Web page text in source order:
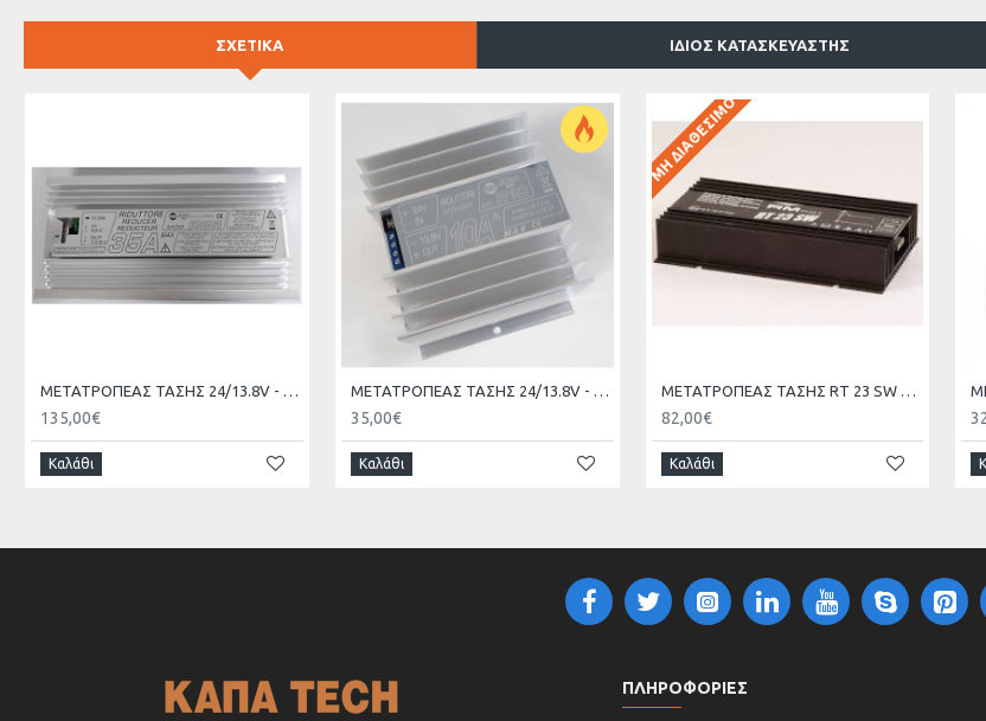
Πλήρης προστασία από βραχυκύκλωμα, υπερφόρτωση, υπερθέρμανση.
ΣΧΕΤΙΚΑ ΙΔΙΟΣ ΚΑΤΑΣΚΕΥΑΣΤΗΣ
ΜΕΤΑΤΡΟΠΕΑΣ ΤΑΣΗΣ 24/13.8V - 35A ZETAGI R35
135,00€
Καλάθι
ΜΕΤΑΤΡΟΠΕΑΣ ΤΑΣΗΣ 24/13.8V - 10A ZETAGI R10
35,00€
Καλάθι
ΜΗ ΔΙΑΘΈΣΙΜΟ
ΜΕΤΑΤΡΟΠΕΑΣ ΤΑΣΗΣ RT 23 SW 24/13.8V - 23A
82,00€
Καλάθι
ΠΛΗΡΟΦΟΡΙΕΣ